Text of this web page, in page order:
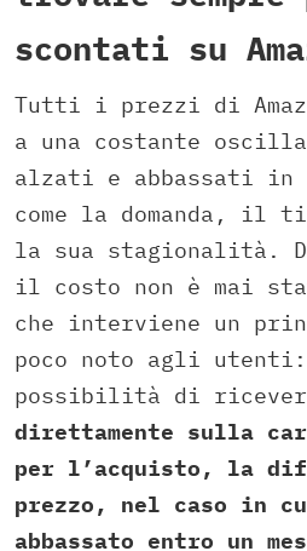
scontati su
Tutti i prezzi di
a una costante
alzati e abbassati in
come la domanda, il
la sua stagionalità. Di
il costo non è mai
che interviene un
poco noto agli utenti:
possibilità di
direttamente sulla
per l’acquisto, la
prezzo, nel caso in
abbassato entro un